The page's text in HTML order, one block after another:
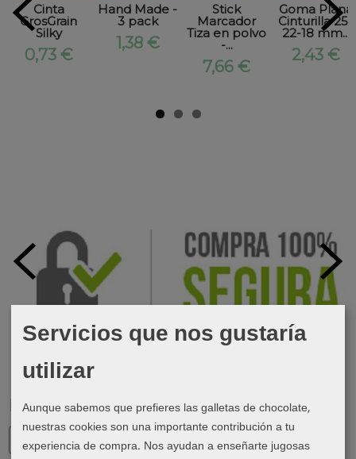
Marcas
Cinta
GrosGrain
Silky
0,73 €
Hand Made -
3 pack
1,38 €
Stick
Marcador
Tiza en polvo
-...
7,66 €
Goma Plana
Cinturilla 25-
22-18 mm...
2,43 €
Servicios que nos gustaría
utilizar
Aunque sabemos que prefieres las galletas de chocolate,
nuestras cookies son una importante contribución a tu
experiencia de compra. Nos ayudan a enseñarte jugosas